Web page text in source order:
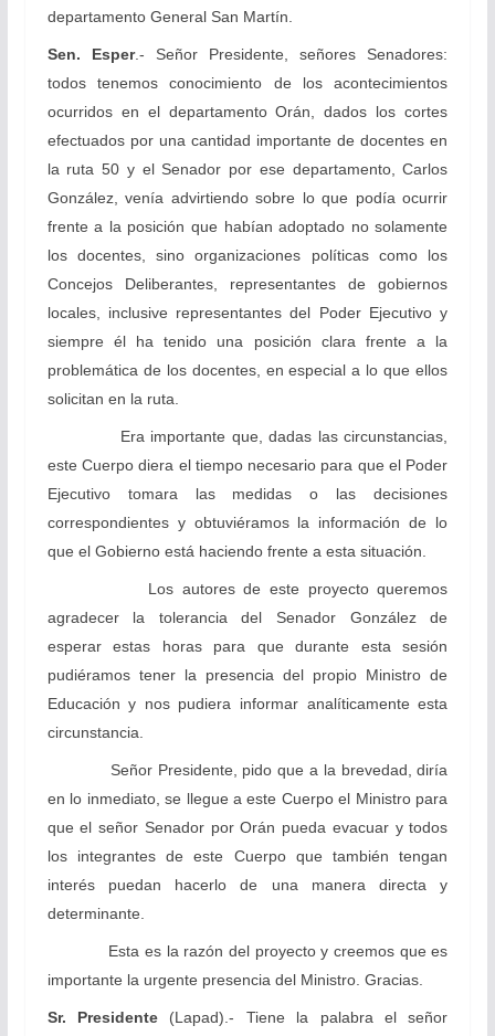
departamento General San Martín.
Sen. Esper.- Señor Presidente, señores Senadores:
todos tenemos conocimiento de los acontecimientos
ocurridos en el departamento Orán, dados los cortes
efectuados por una cantidad importante de docentes en
la ruta 50 y el Senador por ese departamento, Carlos
González, venía advirtiendo sobre lo que podía ocurrir
frente a la posición que habían adoptado no solamente
los docentes, sino organizaciones políticas como los
Concejos Deliberantes, representantes de gobiernos
locales, inclusive representantes del Poder Ejecutivo y
siempre él ha tenido una posición clara frente a la
problemática de los docentes, en especial a lo que ellos
solicitan en la ruta.
Era importante que, dadas las circunstancias,
este Cuerpo diera el tiempo necesario para que el Poder
Ejecutivo tomara las medidas o las decisiones
correspondientes y obtuviéramos la información de lo
que el Gobierno está haciendo frente a esta situación.
Los autores de este proyecto queremos
agradecer la tolerancia del Senador González de
esperar estas horas para que durante esta sesión
pudiéramos tener la presencia del propio Ministro de
Educación y nos pudiera informar analíticamente esta
circunstancia.
Señor Presidente, pido que a la brevedad, diría
en lo inmediato, se llegue a este Cuerpo el Ministro para
que el señor Senador por Orán pueda evacuar y todos
los integrantes de este Cuerpo que también tengan
interés puedan hacerlo de una manera directa y
determinante.
Esta es la razón del proyecto y creemos que es
importante la urgente presencia del Ministro. Gracias.
Sr. Presidente (Lapad).- Tiene la palabra el señor